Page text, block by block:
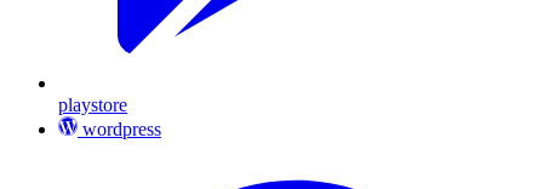
playstore
wordpress